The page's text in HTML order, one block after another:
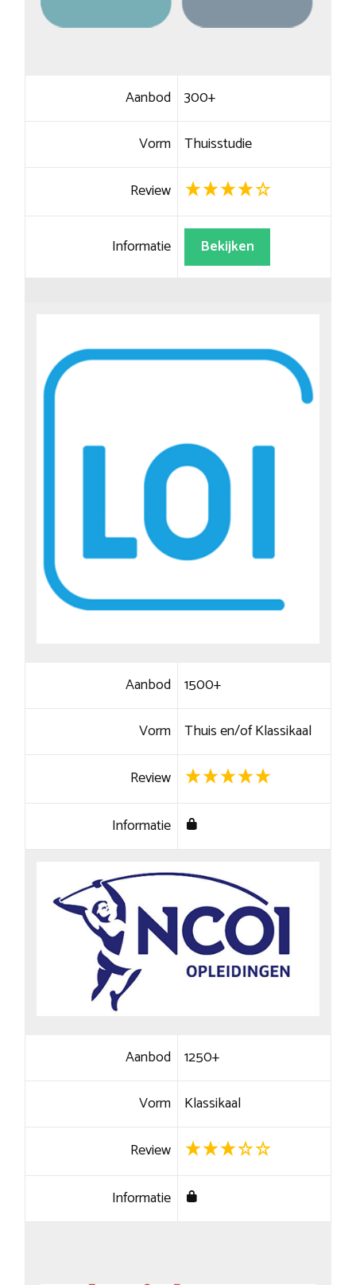
Aanbod 300+
Vorm Thuisstudie
Review
Informatie Bekijken
Aanbod 1500+
Vorm Thuis en/of Klassikaal
Review
Informatie
Aanbod 1250+
Vorm Klassikaal
Review
Informatie